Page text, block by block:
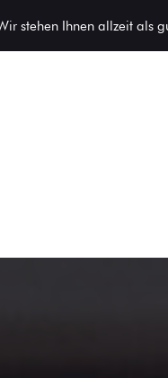
stehen Ihnen allzeit als